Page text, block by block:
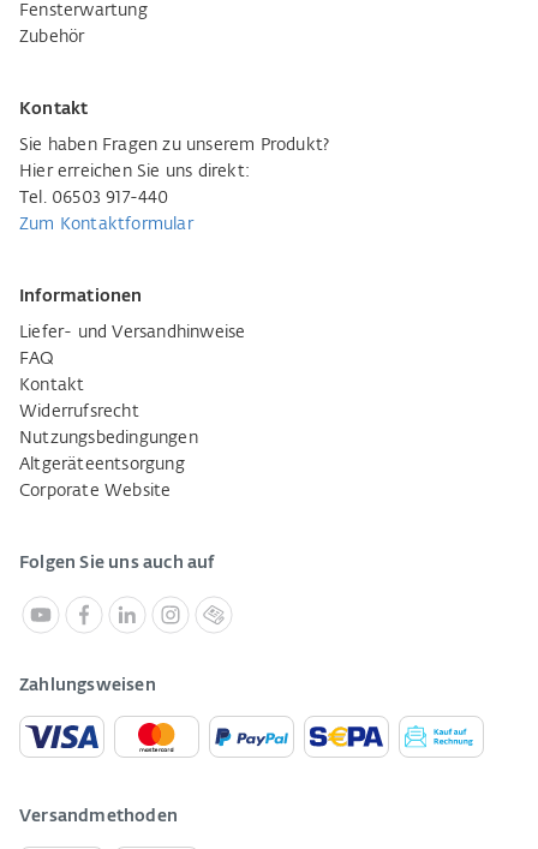
Fensterwartung
Zubehör
Kontakt
Sie haben Fragen zu unserem Produkt?
Hier erreichen Sie uns direkt:
Tel. 06503 917-440
Zum Kontaktformular
Informationen
Liefer- und Versandhinweise
FAQ
Kontakt
Widerrufsrecht
Nutzungsbedingungen
Altgeräteentsorgung
Corporate Website
Folgen Sie uns auch auf
Zahlungsweisen
Versandmethoden